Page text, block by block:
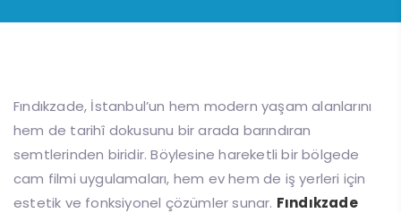
Fındıkzade, İstanbul’un hem modern yaşam alanlarını
hem de tarihî dokusunu bir arada barındıran
semtlerinden biridir. Böylesine hareketli bir bölgede
cam filmi uygulamaları, hem ev hem de iş yerleri için
estetik ve fonksiyonel çözümler sunar. Fındıkzade